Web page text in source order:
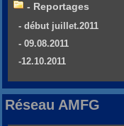
- Reportages
- début juillet.2011
- 09.08.2011
-12.10.2011
Réseau AMFG